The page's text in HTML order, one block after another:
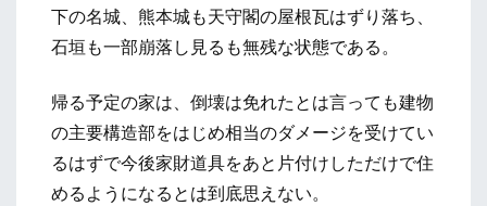
下の名城、熊本城も天守閣の屋根瓦はずり落ち、
石垣も一部崩落し見るも無残な状態である。
帰る予定の家は、倒壊は免れたとは言っても建物
の主要構造部をはじめ相当のダメージを受けてい
るはずで今後家財道具をあと片付けしただけで住
めるようになるとは到底思えない。